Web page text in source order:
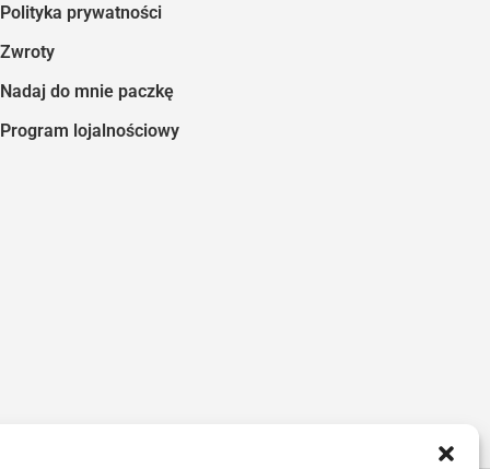
Polityka prywatności
Zwroty
Nadaj do mnie paczkę
Program lojalnościowy